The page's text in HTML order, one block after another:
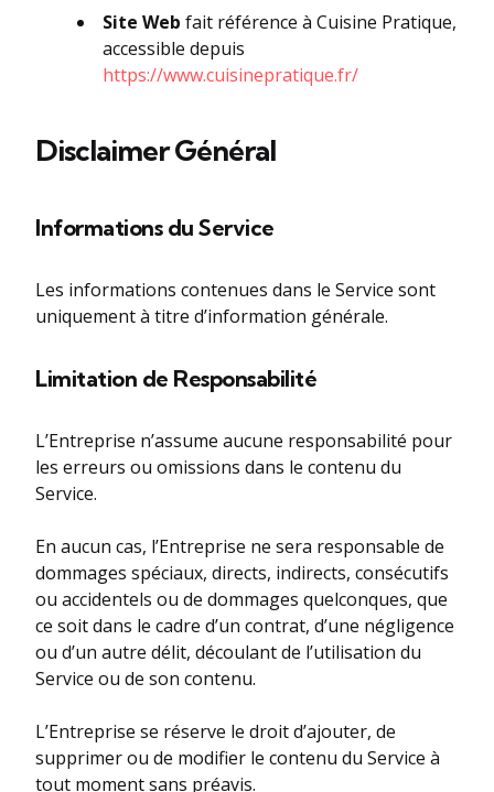
Site Web fait référence à Cuisine Pratique,
accessible depuis
https://www.cuisinepratique.fr/
Disclaimer Général
Informations du Service
Les informations contenues dans le Service sont
uniquement à titre d’information générale.
Limitation de Responsabilité
L’Entreprise n’assume aucune responsabilité pour
les erreurs ou omissions dans le contenu du
Service.
En aucun cas, l’Entreprise ne sera responsable de
dommages spéciaux, directs, indirects, consécutifs
ou accidentels ou de dommages quelconques, que
ce soit dans le cadre d’un contrat, d’une négligence
ou d’un autre délit, découlant de l’utilisation du
Service ou de son contenu.
L’Entreprise se réserve le droit d’ajouter, de
supprimer ou de modifier le contenu du Service à
tout moment sans préavis.